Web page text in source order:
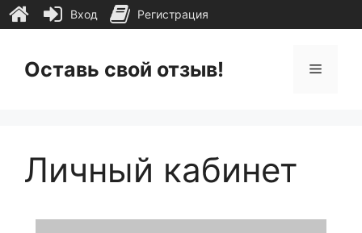
содержимому
Оставь свой отзыв! Меню
Личный кабинет
Вход Регистрация